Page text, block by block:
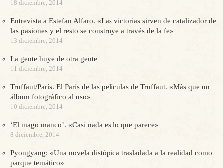
18 diciembre, 2014
Entrevista a Estefan Alfaro. «Las victorias sirven de catalizador de
las pasiones y el resto se construye a través de la fe»
13 diciembre, 2014
La gente huye de otra gente
11 diciembre, 2014
Truffaut/París. El París de las películas de Truffaut. «Más que un
álbum fotográfico al uso»
10 diciembre, 2014
‘El mago manco’. «Casi nada es lo que parece»
8 diciembre, 2014
Pyongyang: «Una novela distópica trasladada a la realidad como
parque temático»